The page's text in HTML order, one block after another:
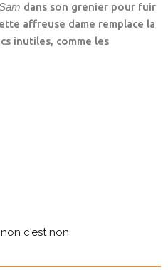
dans son grenier pour fuir
affreuse dame remplace la
inutiles, comme les